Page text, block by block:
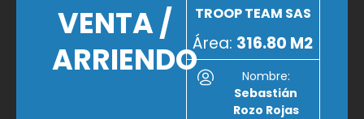
VENTA /
ARRIENDO
TROOP TEAM SAS
Área: 316.80 M2
Nombre:
Sebastián
Rozo Rojas